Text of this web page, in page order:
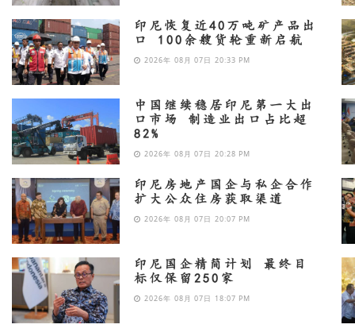
印尼恢复近40万吨矿产品出
口 100余艘货轮重新启航
2026年 08月 07日 20:33 PM
中国继续稳居印尼第一大出
口市场 制造业出口占比超
82%
2026年 08月 07日 20:28 PM
印尼房地产国企与私企合作
扩大公众住房获取渠道
2026年 08月 07日 20:07 PM
印尼国企精简计划 最终目
标仅保留250家
2026年 08月 07日 18:07 PM